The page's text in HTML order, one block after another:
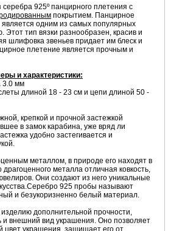
серебра 925º панцирного плетения с
покрытием. Панцирное
одним из самых популярных
тип вязки разнообразен, красив и
шлифовка звеньев придает им блеск и
плетение является прочным и
и характеристики:
3.0 мм
длиной 18 - 23 см и цепи длиной 50 -
крепкой и прочной застежкой
в замок карабина, уже вряд ли
удобно застегивается и
металлом, в природе его находят в
драгоценного металла отличная ковкость,
Они создают из него уникальные
925 пробы называют
и безукоризненно белый материал.
дополнительной прочности,
и внешний вид украшения. Оно позволяет